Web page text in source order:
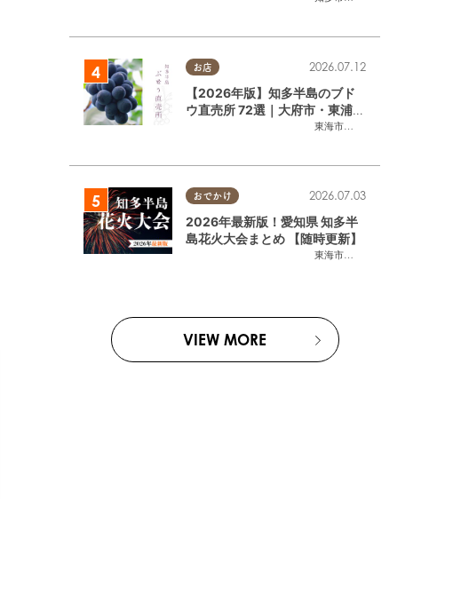
お店
東海市
,大府市
2026.07.12
【2026年版】知多半島のブド
ウ直売所 72選｜大府市・東浦町
ほかエリア別に一挙紹介
おでかけ
東海市
,大府市
2026.07.03
2026年最新版！愛知県 知多半
島花火大会まとめ 【随時更新】
VIEW MORE